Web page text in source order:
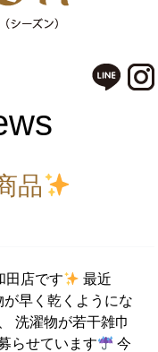
品
田店です
最近
早く乾くようにな
洗濯物が若干雑巾
らせています
今